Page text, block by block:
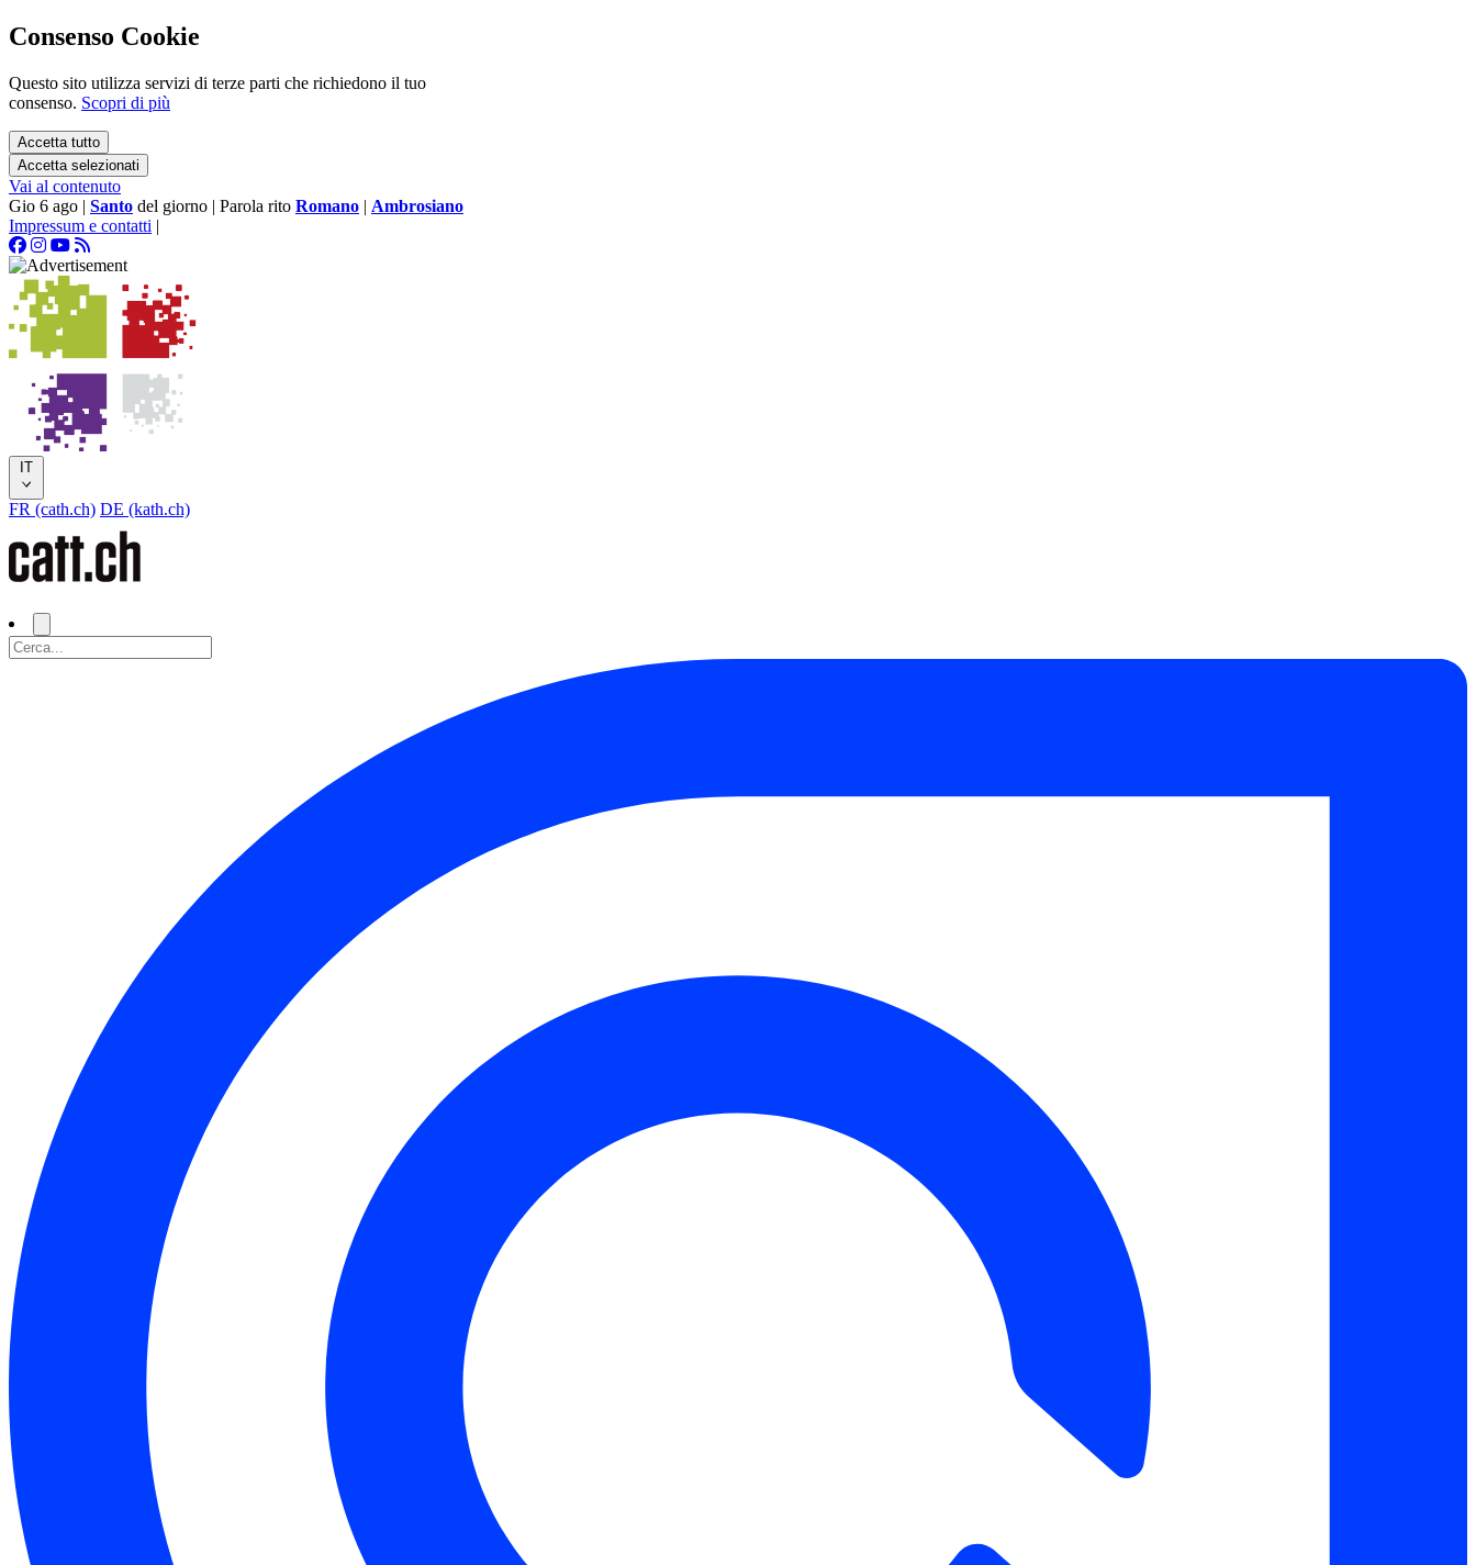
Consenso Cookie
Questo sito utilizza servizi di terze parti che richiedono il tuo
consenso. Scopri di più
Accetta tutto
Accetta selezionati
Vai al contenuto
Gio 6 ago | Santo del giorno | Parola rito Romano | Ambrosiano
Impressum e contatti |
IT
FR (cath.ch) DE (kath.ch)